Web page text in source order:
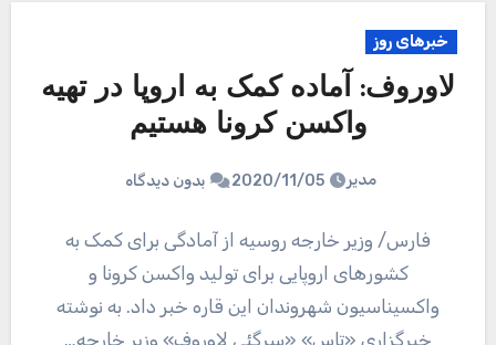
خبرهای روز
لاوروف: آماده کمک به اروپا در تهیه
واکسن کرونا هستیم
مدیر 2020/11/05 بدون دیدگاه
فارس/ وزیر خارجه روسیه از آمادگی برای کمک به
کشورهای اروپایی برای تولید واکسن کرونا و
واکسیناسیون شهروندان این قاره خبر داد. به نوشته
خبرگزاری «تاس» «سرگئی لاوروف» وزیر خارجه…